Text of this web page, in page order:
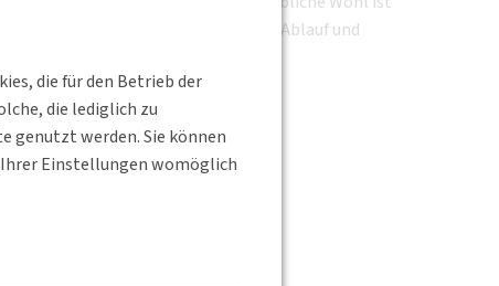
die für den Betrieb der
die lediglich zu
genutzt werden. Sie können
Ihrer Einstellungen womöglich
statt. Weitere Informationen zu Ablauf und